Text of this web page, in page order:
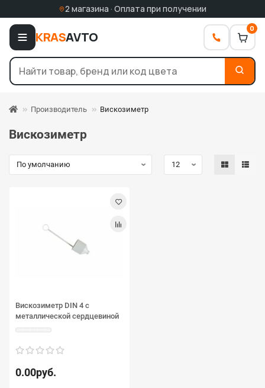
2 магазина · Оплата при получении
KRASAVTO
0
Производитель Вискозиметр
Вискозиметр
Вискозиметр DIN 4 с
металлической сердцевиной
0.00руб.